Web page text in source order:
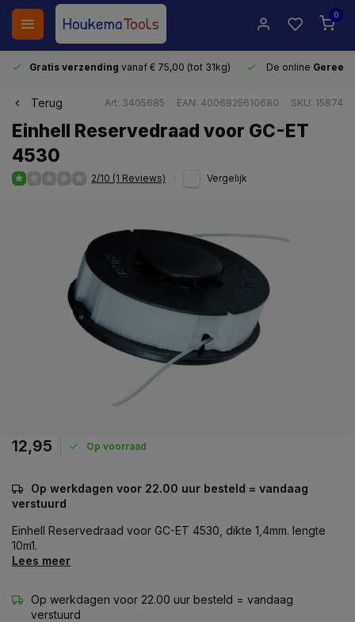
0
Gratis verzending vanaf € 75,00 (tot 31kg) De online
Terug Art: 3405685 EAN: 4006825610680 SKU: 15874
Einhell Reservedraad voor GC-ET
4530
2/10 (1 Reviews) Vergelijk
12,95 Op voorraad
Op werkdagen voor 22.00 uur besteld = vandaag
verstuurd
Einhell Reservedraad voor GC-ET 4530, dikte 1,4mm. lengte
10m1.
Lees meer
Op werkdagen voor 22.00 uur besteld = vandaag
verstuurd